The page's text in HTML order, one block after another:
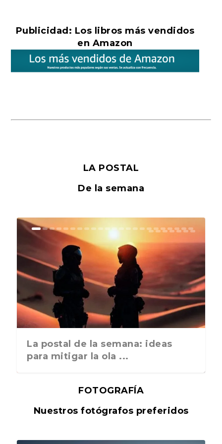
Publicidad: Los libros más vendidos
en Amazon
LA POSTAL
De la semana
La postal de la semana: ideas
para mitigar la ola ...
FOTOGRAFÍA
Nuestros fotógrafos preferidos